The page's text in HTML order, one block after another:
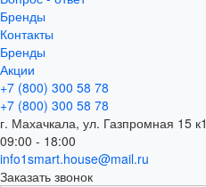
Бренды
Контакты
Бренды
Акции
+7 (800) 300 58 78
+7 (800) 300 58 78
г. Махачкала, ул. Газпромная 15 к1
09:00 - 18:00
info1smart.house@mail.ru
Заказать звонок